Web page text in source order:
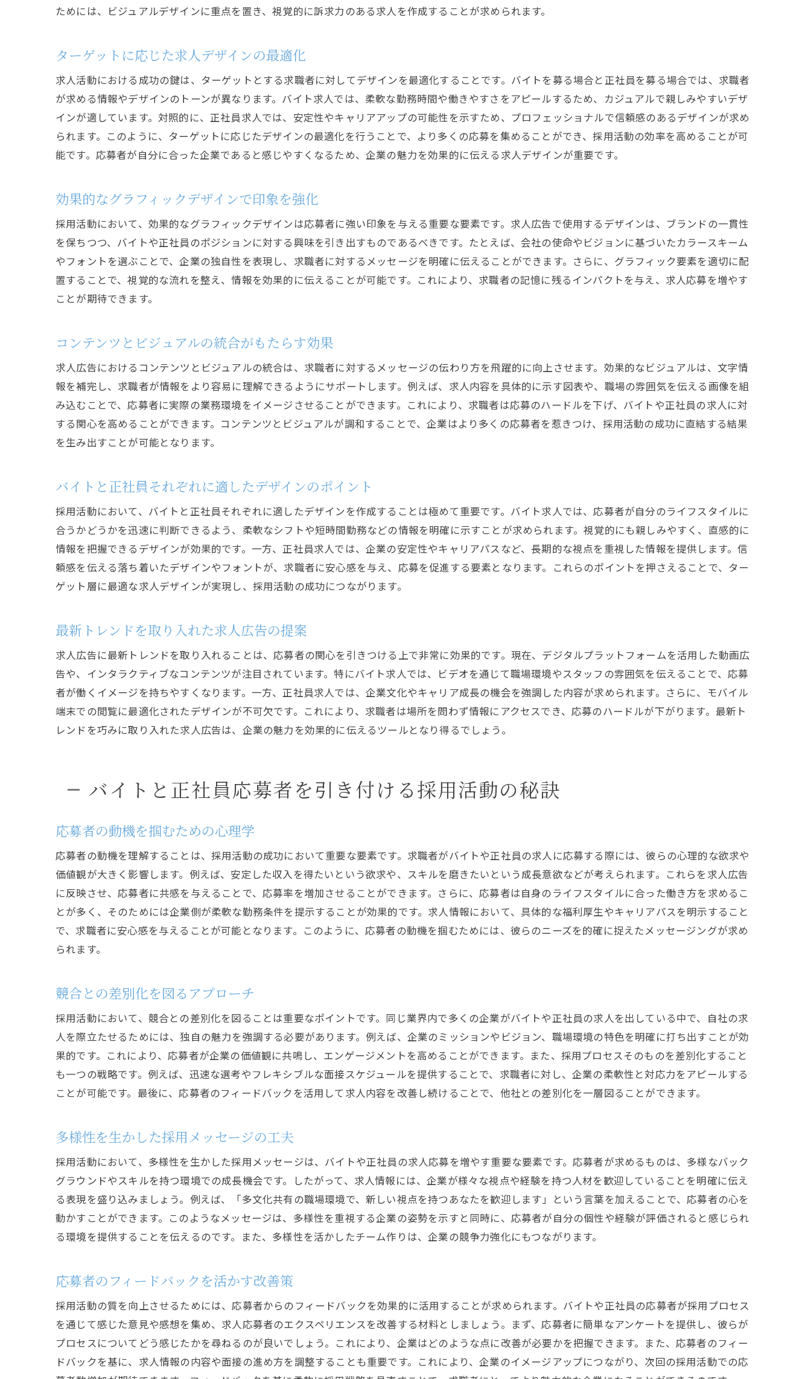
応募者のニーズに応えるための柔軟性
求人の記載内容で必須とされる要素
明確で魅力的なポジション説明の技法
応募者が求める情報を提供するコツ
SEOを活用した求人情報の最適化
企業のビジョンを伝える文章作成法
求職者の注意を引く広告コピーライティング
応募者を惹きつけるキャッチフレーズの作成
応募者の興味を引く職場環境のアピール
応募者が安心する情報を提供する重要性
応募フローの簡便化で応募者増加を狙う
応募者の動機付けを高める福利厚生の提示
オンラインプラットフォームを活用した集客術
SNSを使った企業ブランディング戦略
リファラルプログラムによる応募増加テクニック
地域に根ざした採用イベントの企画
応募者とのコミュニケーションを深める方法
デジタルマーケティングを駆使した拡散方法
ターゲット層を絞った効率的な広告展開
魅力的な職場紹介ビデオの制作
採用プロセスでのテクノロジー活用
応募者の声を反映した求人の改善
求人広告で企業の魅力を最大化する方法
応募者の関心を引くストーリーテリング
効果的な広告キャンペーンの実施法
ビジュアルコンテンツを活かした訴求
ブランドイメージを強化する広告デザイン
成功事例に学ぶ採用活動の重要ポイント
成功事例に基づく効果的な改善策
企業規模に応じた採用活動の最適化
成功事例を活かすための社内共有プロセス
ためには、ビジュアルデザインに重点を置き、視覚的に訴求力のある求人を作成することが求められます。
ターゲットに応じた求人デザインの最適化
求人活動における成功の鍵は、ターゲットとする求職者に対してデザインを最適化することです。バイトを募る場合と正社員を募る場合では、求職者
が求める情報やデザインのトーンが異なります。バイト求人では、柔軟な勤務時間や働きやすさをアピールするため、カジュアルで親しみやすいデザ
インが適しています。対照的に、正社員求人では、安定性やキャリアアップの可能性を示すため、プロフェッショナルで信頼感のあるデザインが求め
られます。このように、ターゲットに応じたデザインの最適化を行うことで、より多くの応募を集めることができ、採用活動の効率を高めることが可
能です。応募者が自分に合った企業であると感じやすくなるため、企業の魅力を効果的に伝える求人デザインが重要です。
効果的なグラフィックデザインで印象を強化
採用活動において、効果的なグラフィックデザインは応募者に強い印象を与える重要な要素です。求人広告で使用するデザインは、ブランドの一貫性
を保ちつつ、バイトや正社員のポジションに対する興味を引き出すものであるべきです。たとえば、会社の使命やビジョンに基づいたカラースキーム
やフォントを選ぶことで、企業の独自性を表現し、求職者に対するメッセージを明確に伝えることができます。さらに、グラフィック要素を適切に配
置することで、視覚的な流れを整え、情報を効果的に伝えることが可能です。これにより、求職者の記憶に残るインパクトを与え、求人応募を増やす
ことが期待できます。
コンテンツとビジュアルの統合がもたらす効果
求人広告におけるコンテンツとビジュアルの統合は、求職者に対するメッセージの伝わり方を飛躍的に向上させます。効果的なビジュアルは、文字情
報を補完し、求職者が情報をより容易に理解できるようにサポートします。例えば、求人内容を具体的に示す図表や、職場の雰囲気を伝える画像を組
み込むことで、応募者に実際の業務環境をイメージさせることができます。これにより、求職者は応募のハードルを下げ、バイトや正社員の求人に対
する関心を高めることができます。コンテンツとビジュアルが調和することで、企業はより多くの応募者を惹きつけ、採用活動の成功に直結する結果
を生み出すことが可能となります。
バイトと正社員それぞれに適したデザインのポイント
採用活動において、バイトと正社員それぞれに適したデザインを作成することは極めて重要です。バイト求人では、応募者が自分のライフスタイルに
合うかどうかを迅速に判断できるよう、柔軟なシフトや短時間勤務などの情報を明確に示すことが求められます。視覚的にも親しみやすく、直感的に
情報を把握できるデザインが効果的です。一方、正社員求人では、企業の安定性やキャリアパスなど、長期的な視点を重視した情報を提供します。信
頼感を伝える落ち着いたデザインやフォントが、求職者に安心感を与え、応募を促進する要素となります。これらのポイントを押さえることで、ター
ゲット層に最適な求人デザインが実現し、採用活動の成功につながります。
最新トレンドを取り入れた求人広告の提案
求人広告に最新トレンドを取り入れることは、応募者の関心を引きつける上で非常に効果的です。現在、デジタルプラットフォームを活用した動画広
告や、インタラクティブなコンテンツが注目されています。特にバイト求人では、ビデオを通じて職場環境やスタッフの雰囲気を伝えることで、応募
者が働くイメージを持ちやすくなります。一方、正社員求人では、企業文化やキャリア成長の機会を強調した内容が求められます。さらに、モバイル
端末での閲覧に最適化されたデザインが不可欠です。これにより、求職者は場所を問わず情報にアクセスでき、応募のハードルが下がります。最新ト
レンドを巧みに取り入れた求人広告は、企業の魅力を効果的に伝えるツールとなり得るでしょう。
バイトと正社員応募者を引き付ける採用活動の秘訣
応募者の動機を掴むための心理学
応募者の動機を理解することは、採用活動の成功において重要な要素です。求職者がバイトや正社員の求人に応募する際には、彼らの心理的な欲求や
価値観が大きく影響します。例えば、安定した収入を得たいという欲求や、スキルを磨きたいという成長意欲などが考えられます。これらを求人広告
に反映させ、応募者に共感を与えることで、応募率を増加させることができます。さらに、応募者は自身のライフスタイルに合った働き方を求めるこ
とが多く、そのためには企業側が柔軟な勤務条件を提示することが効果的です。求人情報において、具体的な福利厚生やキャリアパスを明示すること
で、求職者に安心感を与えることが可能となります。このように、応募者の動機を掴むためには、彼らのニーズを的確に捉えたメッセージングが求め
られます。
競合との差別化を図るアプローチ
採用活動において、競合との差別化を図ることは重要なポイントです。同じ業界内で多くの企業がバイトや正社員の求人を出している中で、自社の求
人を際立たせるためには、独自の魅力を強調する必要があります。例えば、企業のミッションやビジョン、職場環境の特色を明確に打ち出すことが効
果的です。これにより、応募者が企業の価値観に共鳴し、エンゲージメントを高めることができます。また、採用プロセスそのものを差別化すること
も一つの戦略です。例えば、迅速な選考やフレキシブルな面接スケジュールを提供することで、求職者に対し、企業の柔軟性と対応力をアピールする
ことが可能です。最後に、応募者のフィードバックを活用して求人内容を改善し続けることで、他社との差別化を一層図ることができます。
多様性を生かした採用メッセージの工夫
採用活動において、多様性を生かした採用メッセージは、バイトや正社員の求人応募を増やす重要な要素です。応募者が求めるものは、多様なバック
グラウンドやスキルを持つ環境での成長機会です。したがって、求人情報には、企業が様々な視点や経験を持つ人材を歓迎していることを明確に伝え
る表現を盛り込みましょう。例えば、「多文化共有の職場環境で、新しい視点を持つあなたを歓迎します」という言葉を加えることで、応募者の心を
動かすことができます。このようなメッセージは、多様性を重視する企業の姿勢を示すと同時に、応募者が自分の個性や経験が評価されると感じられ
る環境を提供することを伝えるのです。また、多様性を活かしたチーム作りは、企業の競争力強化にもつながります。
応募者のフィードバックを活かす改善策
採用活動の質を向上させるためには、応募者からのフィードバックを効果的に活用することが求められます。バイトや正社員の応募者が採用プロセス
を通じて感じた意見や感想を集め、求人応募者のエクスペリエンスを改善する材料としましょう。まず、応募者に簡単なアンケートを提供し、彼らが
プロセスについてどう感じたかを尋ねるのが良いでしょう。これにより、企業はどのような点に改善が必要かを把握できます。また、応募者のフィー
ドバックを基に、求人情報の内容や面接の進め方を調整することも重要です。これにより、企業のイメージアップにつながり、次回の採用活動での応